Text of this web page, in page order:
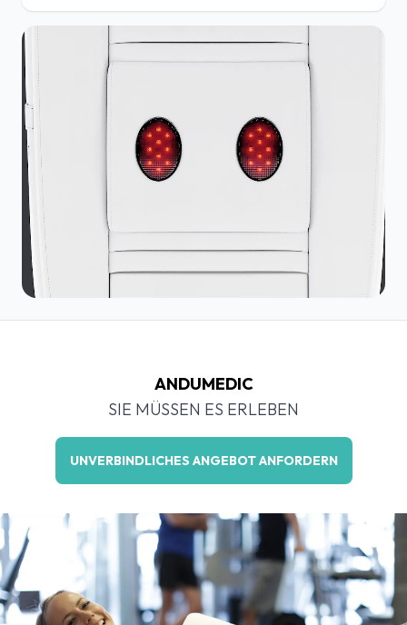
ANDUMEDIC
SIE MÜSSEN ES ERLEBEN
UNVERBINDLICHES ANGEBOT ANFORDERN